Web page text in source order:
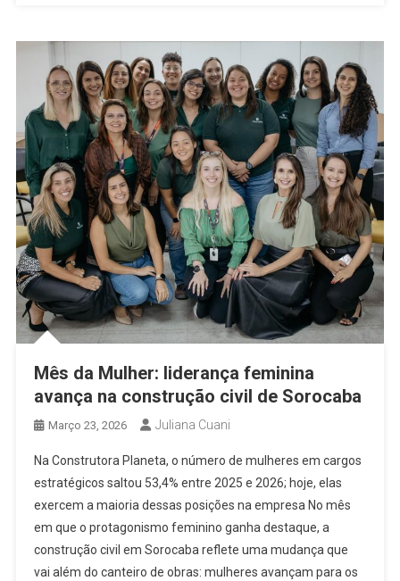
Mês da Mulher: liderança feminina
avança na construção civil de Sorocaba
Março 23, 2026 Juliana Cuani
Na Construtora Planeta, o número de mulheres em cargos
estratégicos saltou 53,4% entre 2025 e 2026; hoje, elas
exercem a maioria dessas posições na empresa No mês
em que o protagonismo feminino ganha destaque, a
construção civil em Sorocaba reflete uma mudança que
vai além do canteiro de obras: mulheres avançam para os